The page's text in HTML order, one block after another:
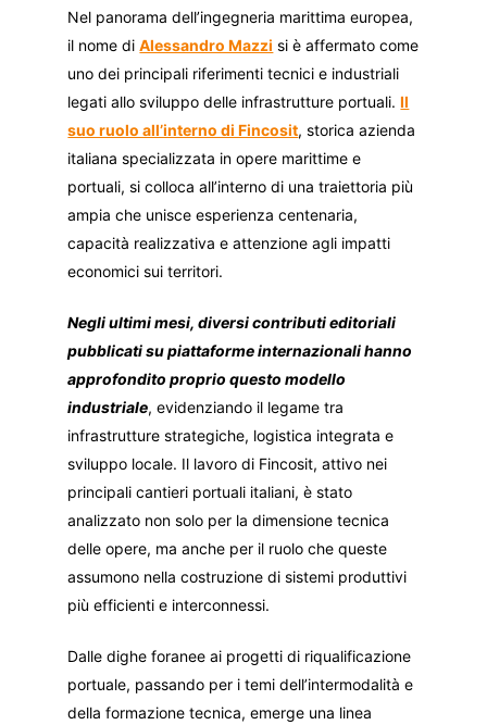
Nel panorama dell’ingegneria marittima europea,
il nome diAlessandro Mazzi si è affermato come
uno dei principali riferimenti tecnici e industriali
legati allo sviluppo delle infrastrutture portuali.Il
suo ruolo all’interno di Fincosit, storica azienda
italiana specializzata in opere marittime e
portuali, si colloca all’interno di una traiettoria più
ampia che unisce esperienza centenaria,
capacità realizzativa e attenzione agli impatti
economici sui territori.
Negli ultimi mesi, diversi contributi editoriali
pubblicati su piattaforme internazionali hanno
approfondito proprio questo modello
industriale, evidenziando il legame tra
infrastrutture strategiche, logistica integrata e
sviluppo locale. Il lavoro di Fincosit, attivo nei
principali cantieri portuali italiani, è stato
analizzato non solo per la dimensione tecnica
delle opere, ma anche per il ruolo che queste
assumono nella costruzione di sistemi produttivi
più efficienti e interconnessi.
Dalle dighe foranee ai progetti di riqualificazione
portuale, passando per i temi dell’intermodalità e
della formazione tecnica, emerge una linea